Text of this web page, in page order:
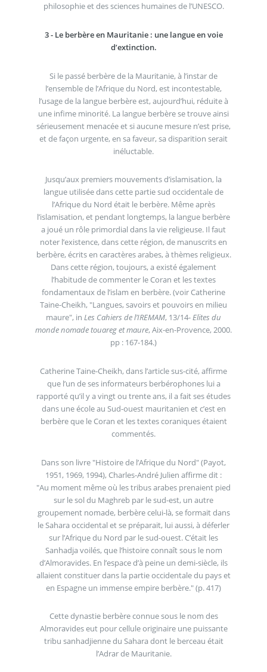
philosophie et des sciences humaines de l’UNESCO.
3 - Le berbère en Mauritanie : une langue en voie
d’extinction.
Si le passé berbère de la Mauritanie, à l’instar de
l’ensemble de l’Afrique du Nord, est incontestable,
l’usage de la langue berbère est, aujourd’hui, réduite à
une infime minorité. La langue berbère se trouve ainsi
sérieusement menacée et si aucune mesure n’est prise,
et de façon urgente, en sa faveur, sa disparition serait
inéluctable.
Jusqu’aux premiers mouvements d’islamisation, la
langue utilisée dans cette partie sud occidentale de
l’Afrique du Nord était le berbère. Même après
l’islamisation, et pendant longtemps, la langue berbère
a joué un rôle primordial dans la vie religieuse. Il faut
noter l’existence, dans cette région, de manuscrits en
berbère, écrits en caractères arabes, à thèmes religieux.
Dans cette région, toujours, a existé également
l’habitude de commenter le Coran et les textes
fondamentaux de l’islam en berbère. (voir Catherine
Taine-Cheikh, "Langues, savoirs et pouvoirs en milieu
maure", in Les Cahiers de l’IREMAM, 13/14-Elites du
monde nomade touareg et maure, Aix-en-Provence, 2000.
pp : 167-184.)
Catherine Taine-Cheikh, dans l’article sus-cité, affirme
que l’un de ses informateurs berbérophones lui a
rapporté qu’il y a vingt ou trente ans, il a fait ses études
dans une école au Sud-ouest mauritanien et c’est en
berbère que le Coran et les textes coraniques étaient
commentés.
Dans son livre "Histoire de l’Afrique du Nord" (Payot,
1951, 1969, 1994), Charles-André Julien affirme dit :
"Au moment même où les tribus arabes prenaient pied
sur le sol du Maghreb par le sud-est, un autre
groupement nomade, berbère celui-là, se formait dans
le Sahara occidental et se préparait, lui aussi, à déferler
sur l’Afrique du Nord par le sud-ouest. C’était les
Sanhadja voilés, que l’histoire connaît sous le nom
d’Almoravides. En l’espace d’à peine un demi-siècle, ils
allaient constituer dans la partie occidentale du pays et
en Espagne un immense empire berbère." (p. 417)
Cette dynastie berbère connue sous le nom des
Almoravides eut pour cellule originaire une puissante
tribu sanhadjienne du Sahara dont le berceau était
l’Adrar de Mauritanie.